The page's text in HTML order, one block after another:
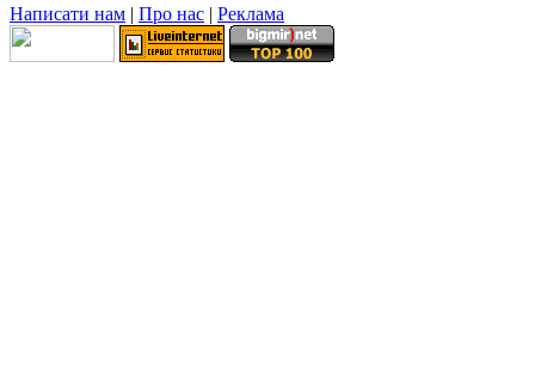
Написати нам | Про нас | Реклама